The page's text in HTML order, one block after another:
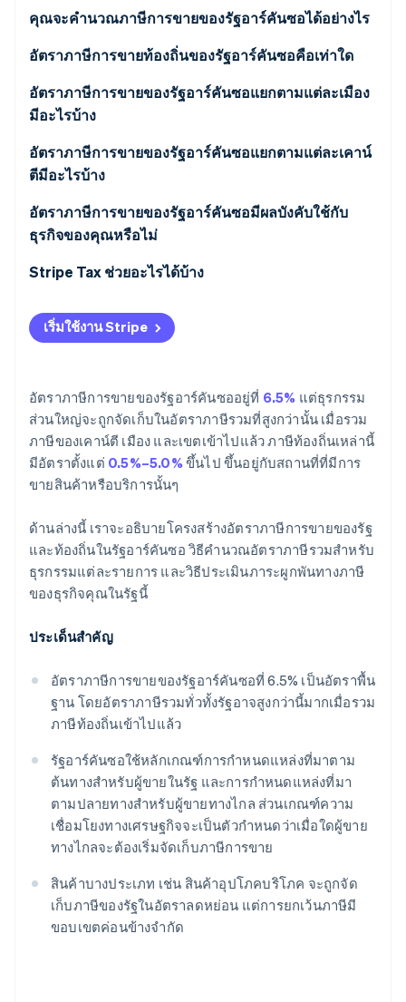
ผู้ขายในรัฐ
ผู้ขายทางไกล
คุณจะคำนวณภาษีการขายของรัฐอาร์คันซอได้อย่างไร
อัตราภาษีการขายท้องถิ่นของรัฐอาร์คันซอคือเท่าใด
ช่วงอัตราภาษีการขายของรัฐอาร์คันซอปี 2026
อัตราภาษีการขายของรัฐอาร์คันซอแยกตามแต่ละเมือง
มีอะไรบ้าง
อัตราภาษีการขายของรัฐอาร์คันซอแยกตามแต่ละเคาน์
ตีมีอะไรบ้าง
อัตราภาษีการขายของรัฐอาร์คันซอมีผลบังคับใช้กับ
ธุรกิจของคุณหรือไม่
Stripe Tax ช่วยอะไรได้บ้าง
เริ่มใช้งาน Stripe
อัตราภาษีการขายของรัฐอาร์คันซออยู่ที่ 6.5% แต่ธุรกรรม
ส่วนใหญ่จะถูกจัดเก็บในอัตราภาษีรวมที่สูงกว่านั้น เมื่อรวม
ภาษีของเคาน์ตี เมือง และเขตเข้าไปแล้ว ภาษีท้องถิ่นเหล่านี้
มีอัตราตั้งแต่ 0.5%–5.0%ขึ้นไป ขึ้นอยู่กับสถานที่ที่มีการ
ขายสินค้าหรือบริการนั้นๆ
ด้านล่างนี้ เราจะอธิบายโครงสร้างอัตราภาษีการขายของรัฐ
และท้องถิ่นในรัฐอาร์คันซอ วิธีคำนวณอัตราภาษีรวมสำหรับ
ธุรกรรมแต่ละรายการ และวิธีประเมินภาระผูกพันทางภาษี
ของธุรกิจคุณในรัฐนี้
ประเด็นสำคัญ
อัตราภาษีการขายของรัฐอาร์คันซอที่ 6.5% เป็นอัตราพื้น
ฐาน โดยอัตราภาษีรวมทั่วทั้งรัฐอาจสูงกว่านี้มากเมื่อรวม
ภาษีท้องถิ่นเข้าไปแล้ว
รัฐอาร์คันซอใช้หลักเกณฑ์การกำหนดแหล่งที่มาตาม
ต้นทางสำหรับผู้ขายในรัฐ และการกำหนดแหล่งที่มา
ตามปลายทางสำหรับผู้ขายทางไกล ส่วนเกณฑ์ความ
เชื่อมโยงทางเศรษฐกิจจะเป็นตัวกำหนดว่าเมื่อใดผู้ขาย
ทางไกลจะต้องเริ่มจัดเก็บภาษีการขาย
สินค้าบางประเภท เช่น สินค้าอุปโภคบริโภค จะถูกจัด
เก็บภาษีของรัฐในอัตราลดหย่อน แต่การยกเว้นภาษีมี
ขอบเขตค่อนข้างจำกัด